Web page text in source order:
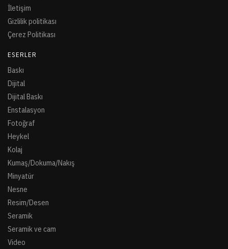
İletişim
Gizlilik politikası
Çerez Politikası
ESERLER
Baskı
Dijital
Dijital Baskı
Enstalasyon
Fotoğraf
Heykel
Kolaj
Kumaş/Dokuma/Nakış
Minyatür
Nesne
Resim/Desen
Seramik
Seramik ve cam
Video